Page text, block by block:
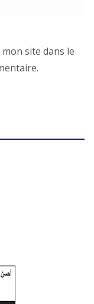
site dans le